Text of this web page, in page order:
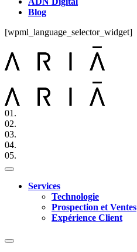
Blog
[wpml_language_selector_widget]
01.
02.
03.
04.
05.
Services
Technologie
Prospection et Ventes
Expérience Client